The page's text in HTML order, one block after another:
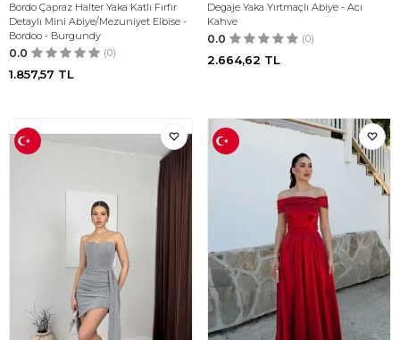
Bordo Çapraz Halter Yaka Katlı Fırfır
Detaylı Mini Abiye/Mezuniyet Elbise -
Bordoo - Burgundy
0.0 (0)
1.857,57 TL
Degaje Yaka Yırtmaçlı Abiye - Acı
Kahve
0.0 (0)
2.664,62 TL